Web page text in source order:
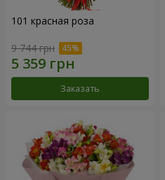
101 красная роза
9 744 грн
Заказать